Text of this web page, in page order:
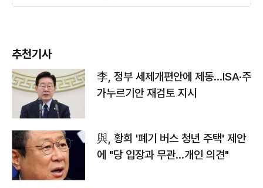
추천기사
李, 정부 세제개편안에 제동…ISA·주
가누르기안 재검토 지시
與, 황희 '폐기 버스 청년 주택' 제안
에 "당 입장과 무관…개인 의견"